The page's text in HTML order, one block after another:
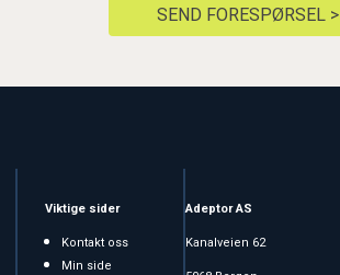
SEND FORESPØRSEL >
Viktige sider
Kontakt oss
Min side
Adeptor AS
Kanalveien 62